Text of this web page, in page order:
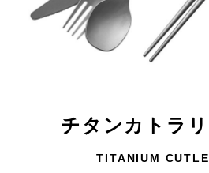
チタンカトラ
TITANIUM